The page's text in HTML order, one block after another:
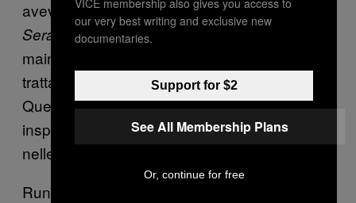
aveva detto inun’intervistaalCorriere della
Sera
che Regeni “lavorava su un tema
mainstream, cioè non un tema politico, si
trattava di analisi su economia e sviluppo.
Quello che gli è successo è completamente
inspiegabile. Tutto quello che faceva rientrava
nelle nostre buone pratiche.”
Runciman si era anche soffermato sul
our very best writing and exclusive new
documentaries.
Support for $2
See All Membership Plans
Or, continue for free